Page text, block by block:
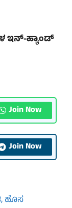
ಇನ್-ಹ್ಯಾಂಡ್
Join Now
Join Now
ಹೊಸ